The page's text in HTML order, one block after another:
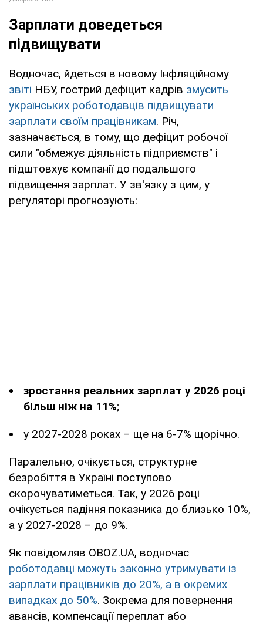
Зарплати доведеться
підвищувати
Водночас, йдеться в новому Інфляційному
звіті НБУ, гострий дефіцит кадрів змусить
українських роботодавців підвищувати
зарплати своїм працівникам. Річ,
зазначається, в тому, що дефіцит робочої
сили "обмежує діяльність підприємств" і
підштовхує компанії до подальшого
підвищення зарплат. У зв'язку з цим, у
регуляторі прогнозують:
зростання реальних зарплат у 2026 році
більш ніж на 11%;
у 2027-2028 роках – ще на 6-7% щорічно.
Паралельно, очікується, структурне
безробіття в Україні поступово
скорочуватиметься. Так, у 2026 році
очікується падіння показника до близько 10%,
а у 2027-2028 – до 9%.
Як повідомляв OBOZ.UA, водночас
роботодавці можуть законно утримувати із
зарплати працівників до 20%, а в окремих
випадках до 50%. Зокрема для повернення
авансів, компенсації переплат або